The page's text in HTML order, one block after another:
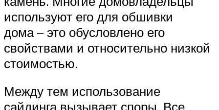
используют его для обшивки
дома – это обусловлено его
свойствами и относительно низкой
стоимостью.
Между тем использование
сайдинга вызывает споры. Все